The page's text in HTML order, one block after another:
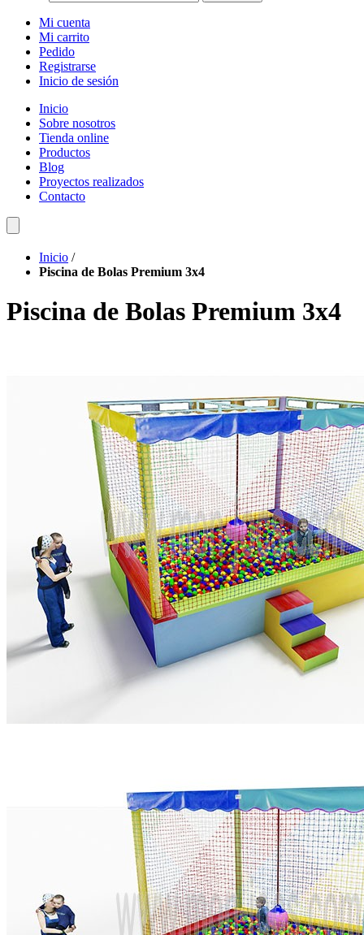
Mi cuenta
Mi carrito
Pedido
Registrarse
Inicio de sesión
Inicio
Sobre nosotros
Tienda online
Productos
Blog
Proyectos realizados
Contacto
Inicio /
Piscina de Bolas Premium 3x4
Piscina de Bolas Premium 3x4